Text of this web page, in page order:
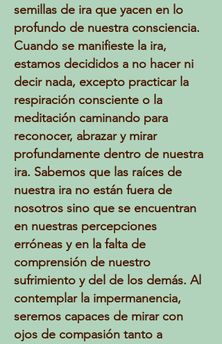
semillas de ira que yacen en lo
profundo de nuestra consciencia.
Cuando se manifieste la ira,
estamos decididos a no hacer ni
decir nada, excepto practicar la
respiración consciente o la
meditación caminando para
reconocer, abrazar y mirar
profundamente dentro de nuestra
ira. Sabemos que las raíces de
nuestra ira no están fuera de
nosotros sino que se encuentran
en nuestras percepciones
erróneas y en la falta de
comprensión de nuestro
sufrimiento y del de los demás. Al
contemplar la impermanencia,
seremos capaces de mirar con
ojos de compasión tanto a